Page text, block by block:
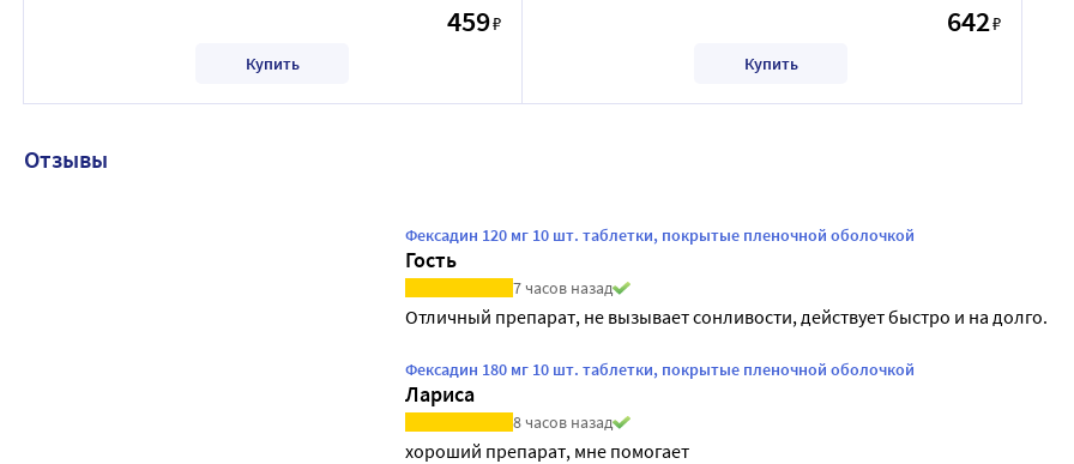
459₽
Купить
642₽
Купить
Отзывы
Фексадин 120 мг 10 шт. таблетки, покрытые пленочной оболочкой
Гость
7 часов назад
Отличный препарат, не вызывает сонливости, действует быстро и на долго.
Фексадин 180 мг 10 шт. таблетки, покрытые пленочной оболочкой
Лариса
8 часов назад
хороший препарат, мне помогает